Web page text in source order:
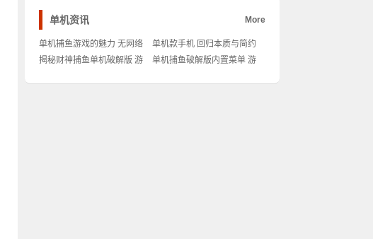
单机资讯 More
单机捕鱼游戏的魅力 无网络
束缚的乐趣
单机款手机 回归本质与简约
生活的选择
揭秘财神捕鱼单机破解版 游
单机捕鱼破解版内置菜单 游